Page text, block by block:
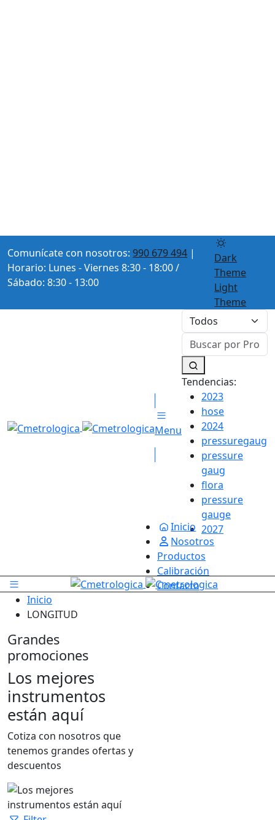
Comunícate con nosotros: 990 679 494 |
Horario: Lunes - Viernes 8:30 - 18:00 /
Sábado: 8:30 - 13:00
Dark
Theme
Light
Theme
Menu
Tendencias:
2023
hose
2024
pressuregaug
pressure
gaug
flora
pressure
gauge
2027
Inicio
Nosotros
Productos
Calibración
Contacto
Inicio
LONGITUD
Grandes
promociones
Los mejores
instrumentos
están aquí
Cotiza con nosotros que
tenemos grandes ofertas y
descuentos